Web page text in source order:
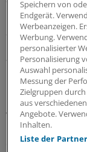
„Eine echte
„Die neue
Erleichterung,
möglich ist -
Lerntage vor
verlieren“,
Externes der
ein
Speichern von
Endgerät.
Werbeanzeigen.
Werbung.
personalisierter
Personalisierung
Auswahl
Messung der
Zielgruppen
aus
Angebote.
Inhalten.
Liste der